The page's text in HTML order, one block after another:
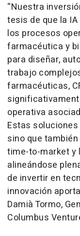
“Nuestra
tesis de que la
los procesos
farmacéutica y
para diseñar,
trabajo
farmacéuticas,
operativa
Estas
sino que
time-to-market y
alineándose
de invertir en
innovación
Damià Tormo,
Columbus